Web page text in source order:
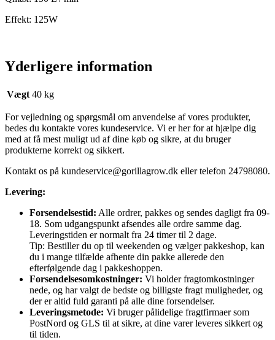
Effekt: 125W
Yderligere information
Vægt 40 kg
For vejledning og spørgsmål om anvendelse af vores produkter,
bedes du kontakte vores kundeservice. Vi er her for at hjælpe dig
med at få mest muligt ud af dine køb og sikre, at du bruger
produkterne korrekt og sikkert.
Kontakt os på kundeservice@gorillagrow.dk eller telefon 24798080.
Levering:
Forsendelsestid: Alle ordrer, pakkes og sendes dagligt fra 09-
18. Som udgangspunkt afsendes alle ordre samme dag.
Leveringstiden er normalt fra 24 timer til 2 dage.
Tip: Bestiller du op til weekenden og vælger pakkeshop, kan
du i mange tilfælde afhente din pakke allerede den
efterfølgende dag i pakkeshoppen.
Forsendelsesomkostninger: Vi holder fragtomkostninger
nede, og har valgt de bedste og billigste fragt muligheder, og
der er altid fuld garanti på alle dine forsendelser.
Leveringsmetode: Vi bruger pålidelige fragtfirmaer som
PostNord og GLS til at sikre, at dine varer leveres sikkert og
til tiden.